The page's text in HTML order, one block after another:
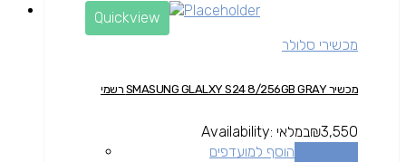
Quickview
מכשירי סלולר
מכשיר SMASUNG GLALXY S24 8/256GB GRAY רשמי
₪3,550
Availability: במלאי
הוסף למועדפים